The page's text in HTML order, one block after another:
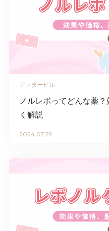
アフターピル
ノルレボってどんな薬
く解説
2024.07.29